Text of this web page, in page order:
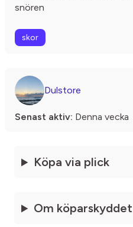
snören
skor
Dulstore
Senast aktiv: Denna vecka
Köpa via plick
Om köparskyddet